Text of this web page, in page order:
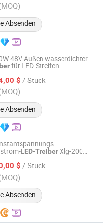
(MOQ)
Absenden
Seit 2026
48V Außen wasserdichter
für LED-Streifen
$ / Stück
(MOQ)
Absenden
Co., Ltd.
2009
LED-TreiberXlg-200
$ / Stück
(MOQ)
Absenden
Seit 2013